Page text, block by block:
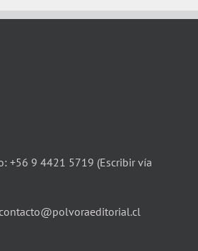
+56 9 4421 5719 (Escribir vía